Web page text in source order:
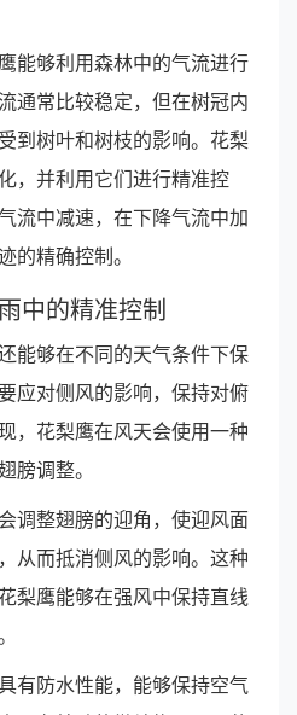
能够利用森林中的气流进行
通常比较稳定，但在树冠内
到树叶和树枝的影响。花梨
，并利用它们进行精准控
流中减速，在下降气流中加
的精确控制。
中的精准控制
能够在不同的天气条件下保
应对侧风的影响，保持对俯
，花梨鹰在风天会使用一种
调整。
调整翅膀的迎角，使迎风面
从而抵消侧风的影响。这种
梨鹰能够在强风中保持直线
有防水性能，能够保持空气